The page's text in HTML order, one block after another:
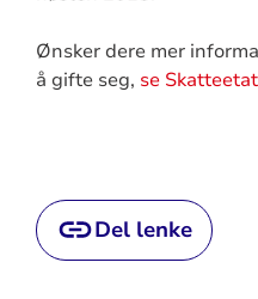
Ønsker dere mer
å gifte seg, se
Del lenke